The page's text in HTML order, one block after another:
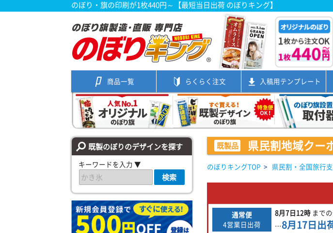
のぼり・旗の印刷が1枚440円～【最短当日出荷 のぼりキング】
商品一覧 らくらく注文 入稿用テンプレート
既製のぼりのデザインを探す
キーワードを入力 ▼
検索
既製品 県民割地域クー
のぼりキングTOP > 県民割・全国旅行
通常便
4営業日出荷
8月7日12時 までの
…8月17日出